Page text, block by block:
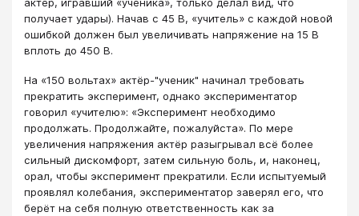
получает удары). Начав с 45 В, «учитель» с каждой новой
ошибкой должен был увеличивать напряжение на 15 В
вплоть до 450 В.
На «150 вольтах» актёр-"ученик" начинал требовать
прекратить эксперимент, однако экспериментатор
говорил «учителю»: «Эксперимент необходимо
продолжать. Продолжайте, пожалуйста». По мере
увеличения напряжения актёр разыгрывал всё более
сильный дискомфорт, затем сильную боль, и, наконец,
орал, чтобы эксперимент прекратили. Если испытуемый
проявлял колебания, экспериментатор заверял его, что
берёт на себя полную ответственность как за